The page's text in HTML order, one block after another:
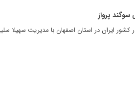
سوگند پرواز
کشور ایران در استان اصفهان با مدیریت سهیلا